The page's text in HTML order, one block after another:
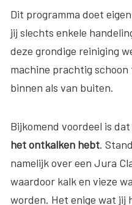
Dit programma doet
jij slechts enkele
deze grondige reiniging
machine prachtig
binnen als van buiten.
Bijkomend voordeel is dat
het ontkalken hebt.
namelijk over een Jura
waardoor kalk en vieze
worden. Het enige wat jij